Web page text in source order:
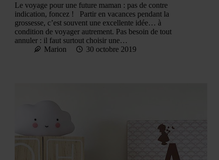
Le voyage pour une future maman : pas de contre
indication, foncez ! Partir en vacances pendant la
grossesse, c’est souvent une excellente idée… à
condition de voyager autrement. Pas besoin de tout
annuler : il faut surtout choisir une…
Marion
30 octobre 2019